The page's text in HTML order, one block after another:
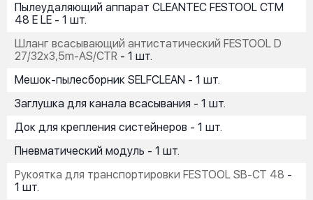
Пылеудаляющий аппарат CLEANTEC FESTOOL CTM
48 E LE - 1 шт.
Шланг всасывающий антистатический FESTOOL D
27/32x3,5m-AS/CTR - 1 шт.
Мешок-пылесборник SELFCLEAN - 1 шт.
Заглушка для канала всасывания - 1 шт.
Док для крепления систейнеров - 1 шт.
Пневматический модуль - 1 шт.
Рукоятка для транспортировки FESTOOL SB-CT 48 -
1 шт.